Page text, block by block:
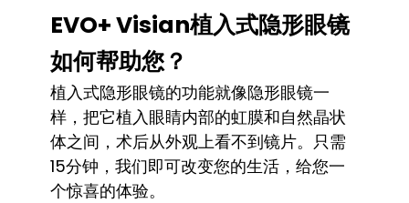
EVO+ Visian植入式隐形眼镜
如何帮助您？
植入式隐形眼镜的功能就像隐形眼镜一
样，把它植入眼睛内部的虹膜和自然晶状
体之间，术后从外观上看不到镜片。只需
15分钟，我们即可改变您的生活，给您一
个惊喜的体验。